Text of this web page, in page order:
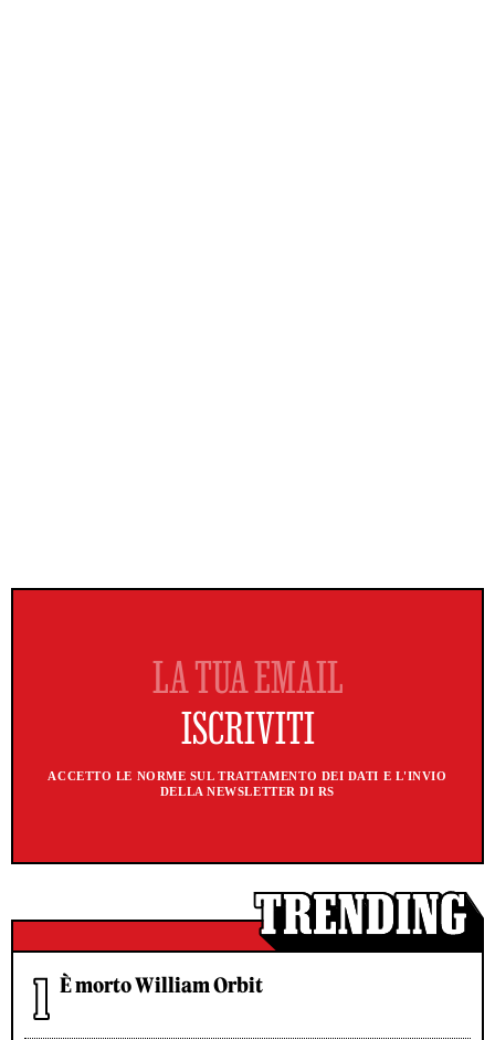
ACCETTO LE NORME SUL TRATTAMENTO DEI DATI E L'INVIO
DELLA NEWSLETTER DI RS
È morto William Orbit